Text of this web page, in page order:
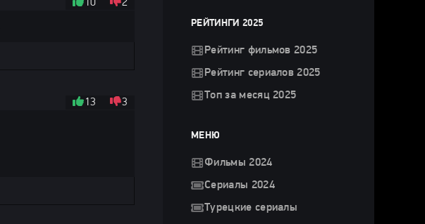
10 2
13 3
РЕЙТИНГИ 2025
Рейтинг фильмов 2025
Рейтинг сериалов 2025
Топ за месяц 2025
МЕНЮ
Фильмы 2024
Сериалы 2024
Турецкие сериалы